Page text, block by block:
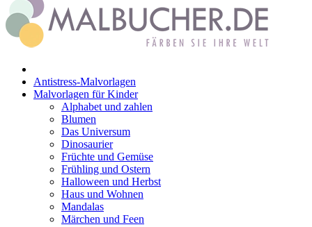
Halloween und Herbst
Haus und Wohnen
Märchen und Feen
Musik und Musikinstrumente
Sommer und Feiertage
Teddys und Pferde
Tiere und Natur
Antistress-Malvorlagen
Malvorlagen für Kinder
Alphabet und zahlen
Blumen
Das Universum
Dinosaurier
Früchte und Gemüse
Frühling und Ostern
Halloween und Herbst
Haus und Wohnen
Mandalas
Märchen und Feen